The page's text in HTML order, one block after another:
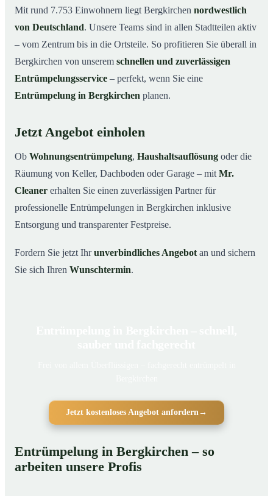
Mit rund 7.753 Einwohnern liegt Bergkirchen nordwestlich
von Deutschland. Unsere Teams sind in allen Stadtteilen aktiv
– vom Zentrum bis in die Ortsteile. So profitieren Sie überall in
Bergkirchen von unserem schnellen und zuverlässigen
Entrümpelungsservice – perfekt, wenn Sie eine
Entrümpelung in Bergkirchen planen.
Jetzt Angebot einholen
Ob Wohnungsentrümpelung, Haushaltsauflösung oder die
Räumung von Keller, Dachboden oder Garage – mit Mr.
Cleaner erhalten Sie einen zuverlässigen Partner für
professionelle Entrümpelungen in Bergkirchen inklusive
Entsorgung und transparenter Festpreise.
Fordern Sie jetzt Ihrunverbindliches Angebot an und sichern
Sie sich Ihren Wunschtermin.
Jetzt kostenloses Angebot anfordern→
Entrümpelung in Bergkirchen – so
arbeiten unsere Profis